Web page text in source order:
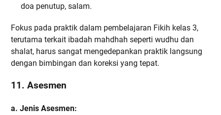
doa penutup, salam.
Fokus pada praktik dalam pembelajaran Fikih kelas 3,
terutama terkait ibadah mahdhah seperti wudhu dan
shalat, harus sangat mengedepankan praktik langsung
dengan bimbingan dan koreksi yang tepat.
11. Asesmen
a. Jenis Asesmen: